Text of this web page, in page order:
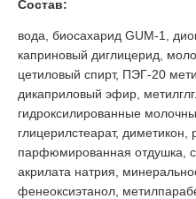
Состав:
вода, биосахарид GUM-1,
каприновый диглицерид,
цетиловый спирт, ПЭГ-20
дикаприловый эфир,
гидроксилированные
глицерилстеарат, диметикон,
парфюмированная отдушка,
акрилата натрия,
фенеоксиэтанол,